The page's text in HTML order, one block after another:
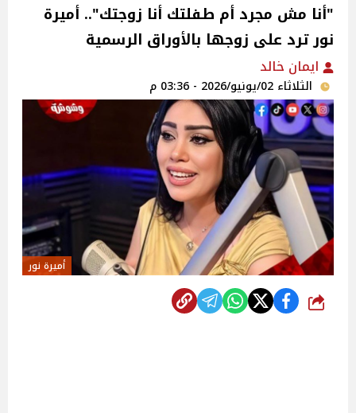
"أنا مش مجرد أم طفلتك أنا زوجتك".. أميرة
نور ترد على زوجها بالأوراق الرسمية
ايمان خالد
الثلاثاء 02/يونيو/2026 - 03:36 م
أميرة نور
شارك